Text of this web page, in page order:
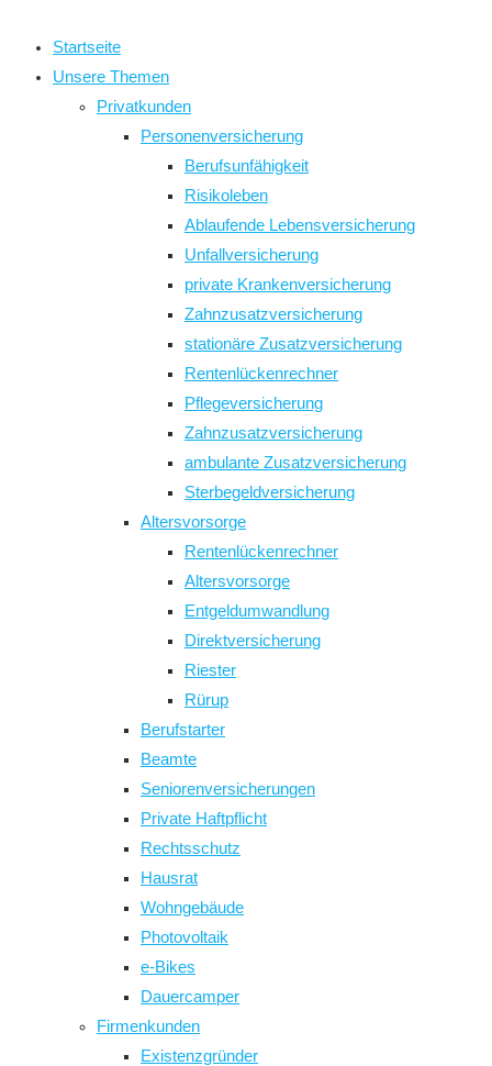
Startseite
Unsere Themen
Privatkunden
Personenversicherung
Berufsunfähigkeit
Risikoleben
Ablaufende Lebensversicherung
Unfallversicherung
private Krankenversicherung
Zahnzusatzversicherung
stationäre Zusatzversicherung
Rentenlückenrechner
Pflegeversicherung
Zahnzusatzversicherung
ambulante Zusatzversicherung
Sterbegeldversicherung
Altersvorsorge
Rentenlückenrechner
Altersvorsorge
Entgeldumwandlung
Direktversicherung
Riester
Rürup
Berufstarter
Beamte
Seniorenversicherungen
Private Haftpflicht
Rechtsschutz
Hausrat
Wohngebäude
Photovoltaik
e-Bikes
Dauercamper
Firmenkunden
Existenzgründer